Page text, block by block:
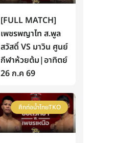
[FULL MATCH]
เพชรพญาไท ส.พูล
สวัสดิ์ VS มาวิน ศูนย์
กีฬาห้วยต้ม|อาทิตย์
26 ก.ค 69
ศึกท่อน้ำไทยTKO